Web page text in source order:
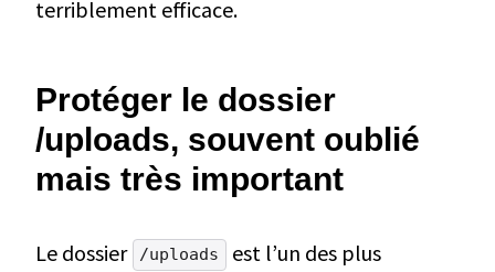
terriblement efficace.
Protéger le dossier
/uploads, souvent oublié
mais très important
Le dossier /uploads
est l’un des plus